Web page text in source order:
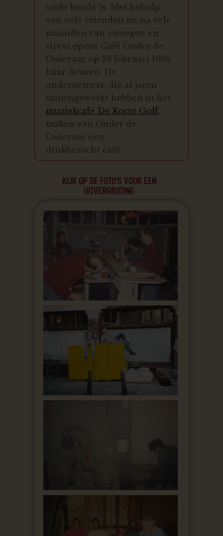
oude bende is. Met behulp
van vele vrienden en na vele
maanden van zwoegen en
stress opent Café Onder de
Ooievaar op 29 februari 1996
haar deuren. De
ondernemers, die al jaren
samengewerkt hebben in het
muziekcafé De Korte Golf,
maken van Onder de
Ooievaar een
drukbezocht café.
KLIK OP DE FOTO'S VOOR EEN
UITVERGROTING